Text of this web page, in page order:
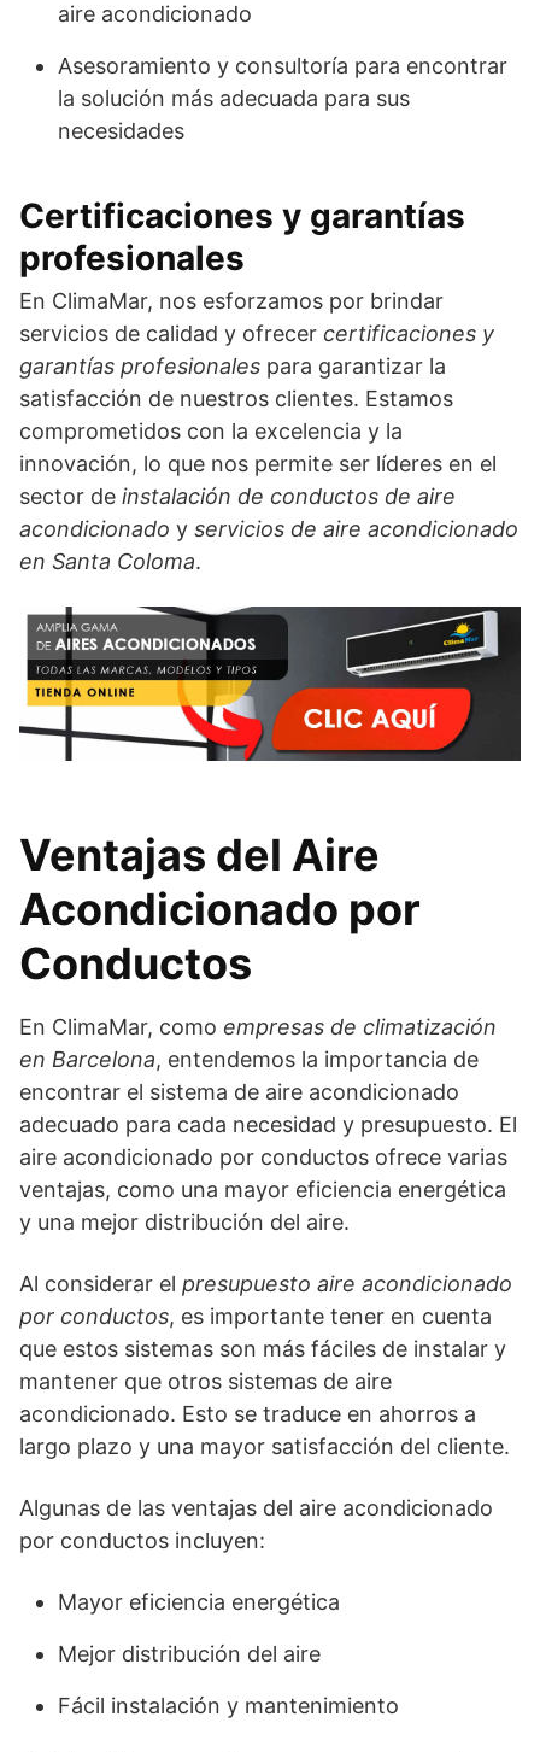
aire acondicionado
Asesoramiento y consultoría para encontrar
la solución más adecuada para sus
necesidades
Certificaciones y garantías
profesionales
En ClimaMar, nos esforzamos por brindar
servicios de calidad y ofrecer certificaciones y
garantías profesionales para garantizar la
satisfacción de nuestros clientes. Estamos
comprometidos con la excelencia y la
innovación, lo que nos permite ser líderes en el
sector de instalación de conductos de aire
acondicionado y servicios de aire acondicionado
en Santa Coloma.
Ventajas del Aire
Acondicionado por
Conductos
En ClimaMar, como empresas de climatización
en Barcelona, entendemos la importancia de
encontrar el sistema de aire acondicionado
adecuado para cada necesidad y presupuesto. El
aire acondicionado por conductos ofrece varias
ventajas, como una mayor eficiencia energética
y una mejor distribución del aire.
Al considerar el presupuesto aire acondicionado
por conductos, es importante tener en cuenta
que estos sistemas son más fáciles de instalar y
mantener que otros sistemas de aire
acondicionado. Esto se traduce en ahorros a
largo plazo y una mayor satisfacción del cliente.
Algunas de las ventajas del aire acondicionado
por conductos incluyen:
Mayor eficiencia energética
Mejor distribución del aire
Fácil instalación y mantenimiento